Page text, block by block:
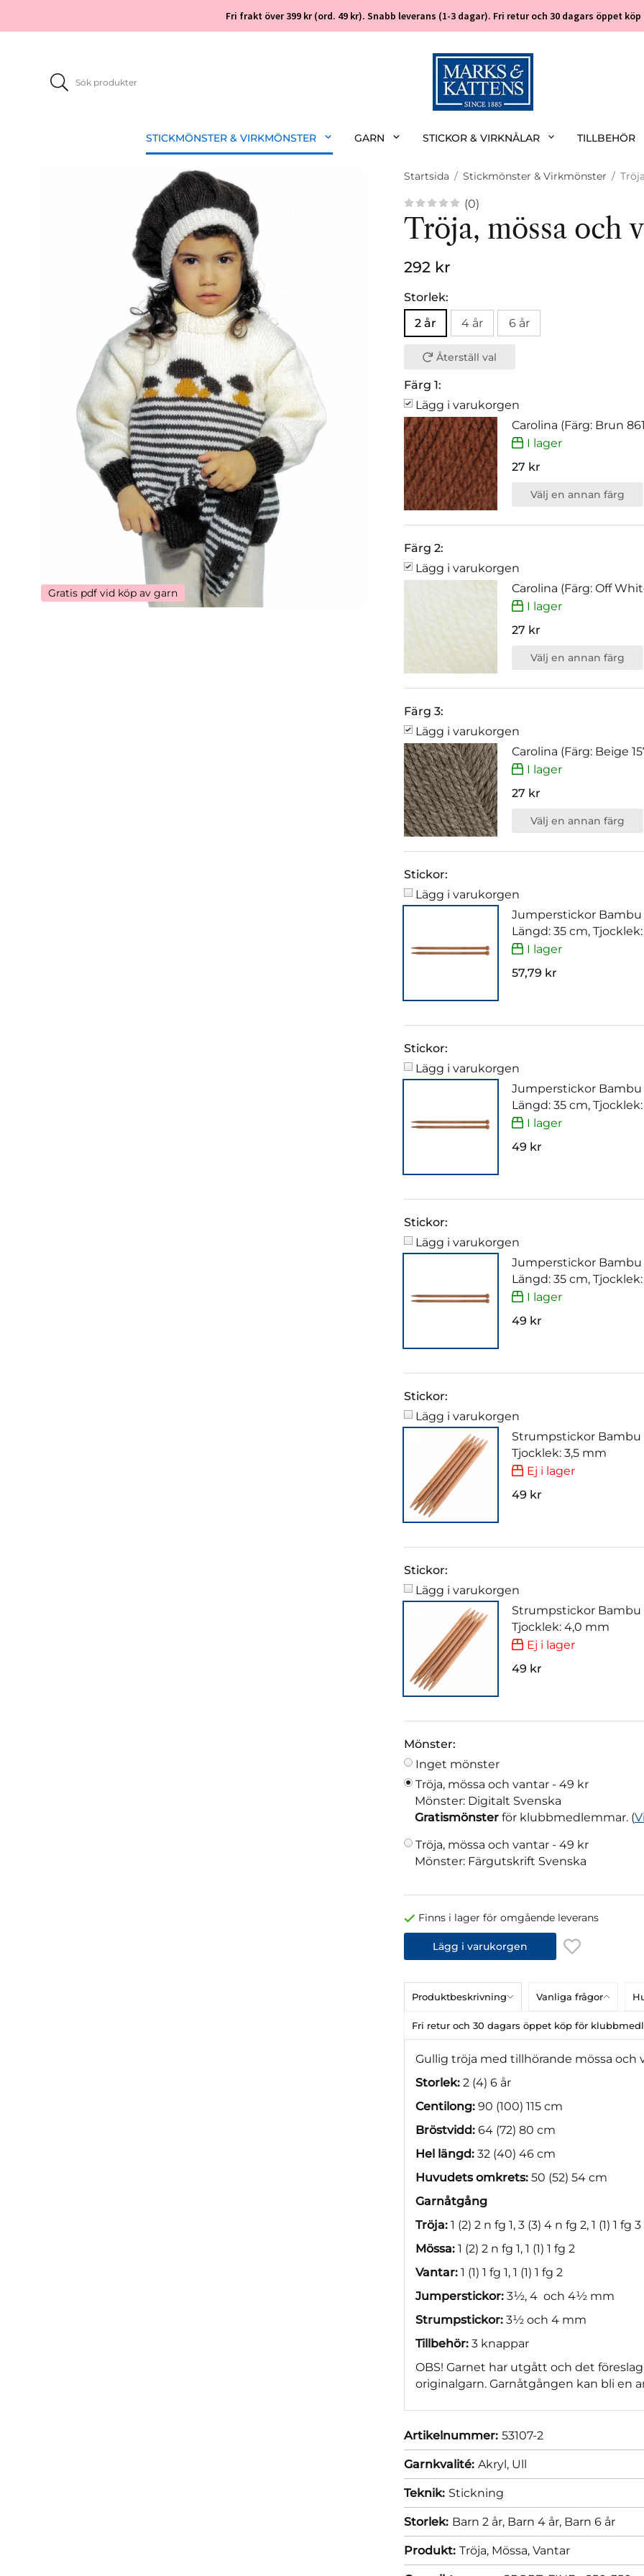
Fri frakt över 399 kr (ord. 49 kr). Snabb leverans (1-3 dagar). Fri retur och 30 dagars öppet
STICKMÖNSTER & VIRKMÖNSTER GARN STICKOR & VIRKNÅLAR TILLBEHÖR
Gratis pdf vid köp av garn
Startsida / Stickmönster & Virkmönster /
(0)
Tröja, mössa och
292 kr
Storlek:
2 år
4 år 6 år
Återställ val
Färg 1:
Lägg i varukorgen
Carolina (Färg: Brun
I lager
27 kr
Välj en annan färg
Färg 2:
Lägg i varukorgen
Carolina (Färg: Off
I lager
27 kr
Välj en annan färg
Färg 3:
Lägg i varukorgen
Carolina (Färg: Beige
I lager
27 kr
Välj en annan färg
Stickor:
Lägg i varukorgen
Jumperstickor Bambu
Längd: 35 cm,
I lager
57,79 kr
Stickor:
Lägg i varukorgen
Jumperstickor Bambu
Längd: 35 cm,
I lager
49 kr
Stickor:
Lägg i varukorgen
Jumperstickor Bambu
Längd: 35 cm,
I lager
49 kr
Stickor:
Lägg i varukorgen
Strumpstickor Bambu
Tjocklek: 3,5 mm
Ej i lager
49 kr
Stickor:
Lägg i varukorgen
Strumpstickor Bambu
Tjocklek: 4,0 mm
Ej i lager
49 kr
Mönster:
Inget mönster
Tröja, mössa och vantar - 49 kr
Mönster: Digitalt Svenska
Gratismönster för klubbmedlemmar. (
Tröja, mössa och vantar - 49 kr
Mönster: Färgutskrift Svenska
Finns i lager för omgående leverans
Lägg i varukorgen
Produktbeskrivning Vanliga frågor
Fri retur och 30 dagars öppet köp för
Gullig tröja med tillhörande mössa och
Storlek: 2 (4) 6 år
Centilong: 90 (100) 115 cm
Bröstvidd: 64 (72) 80 cm
Hel längd: 32 (40) 46 cm
Huvudets omkrets: 50 (52) 54 cm
Garnåtgång
Tröja: 1 (2) 2 n fg 1, 3 (3) 4 n fg 2, 1 (1) 1 fg 3
Mössa: 1 (2) 2 n fg 1, 1 (1) 1 fg 2
Vantar: 1 (1) 1 fg 1, 1 (1) 1 fg 2
Jumperstickor: 3½, 4 och 4½ mm
Strumpstickor: 3½ och 4 mm
Tillbehör: 3 knappar
OBS! Garnet har utgått och det
originalgarn. Garnåtgången kan bli en
Artikelnummer: 53107-2
Garnkvalité: Akryl, Ull
Teknik: Stickning
Storlek: Barn 2 år, Barn 4 år, Barn 6 år
Produkt: Tröja, Mössa, Vantar